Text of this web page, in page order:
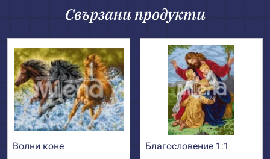
Свързани продукти
Волни коне Благословение 1:1